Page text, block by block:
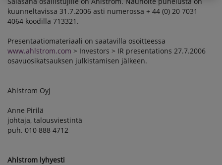
kuunneltavissa 31.7.2006 asti numerossa + 44 (0) 20 7031
4064 koodilla 713321.
Presentaatiomateriaali on saatavilla osoitteessa
www.ahlstrom.com > Investors > IR presentations 27.7.2006
osavuosikatsauksen julkistamisen jälkeen.
Ahlstrom Oyj
Anne Pirilä
johtaja, talousviestintä
puh. 010 888 4712
Ahlstrom lyhyesti